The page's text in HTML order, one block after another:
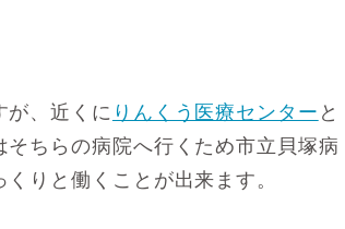
が、近くに りんくう医療センター と
ちらの病院へ行くため市立貝塚病
りと働くことが出来ます。